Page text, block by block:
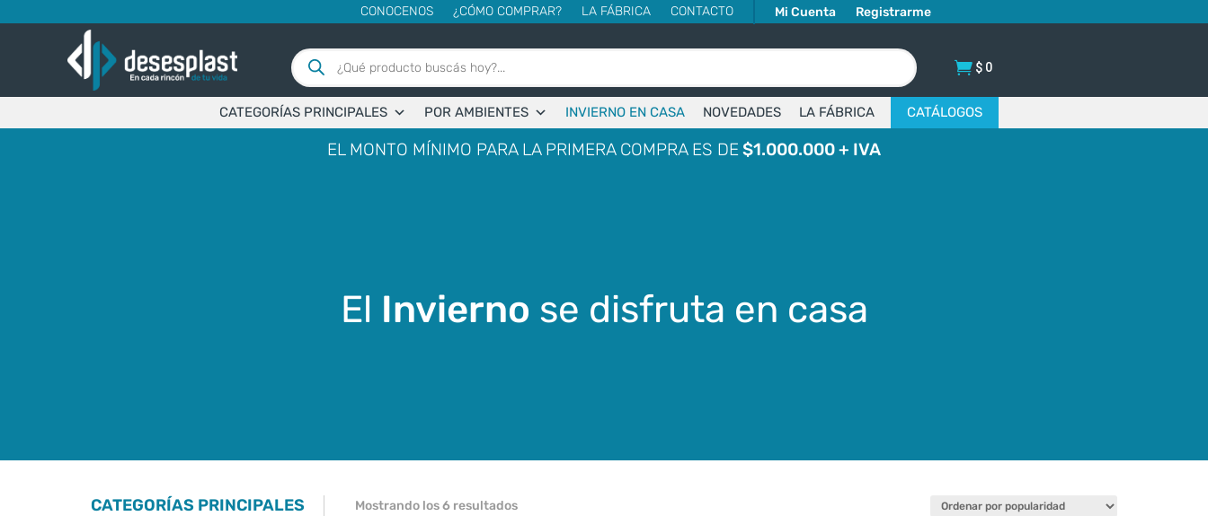
CONOCENOS ¿CÓMO COMPRAR? LA FÁBRICA CONTACTO Mi Cuenta Registrarme
Búsqueda
de
productos
$0
CATEGORÍAS PRINCIPALES POR AMBIENTES INVIERNO EN CASA NOVEDADES LA FÁBRICA CATÁLOGOS
EL MONTO MÍNIMO PARA LA PRIMERA COMPRA ES DE$1.000.000 + IVA
El Invierno se disfruta en casa
CATEGORÍAS PRINCIPALES Mostrando los 6 resultadosOrdenado